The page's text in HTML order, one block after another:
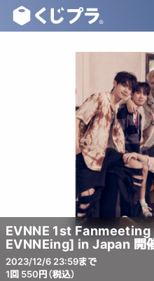
EVNNE 1st
EVNNEing] in Japan 開
2023/12/6 23:59まで
1回 550円（税込）